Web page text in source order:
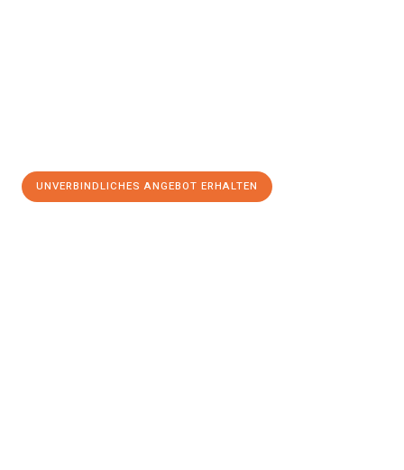
UNVERBINDLICHES ANGEBOT ERHALTEN